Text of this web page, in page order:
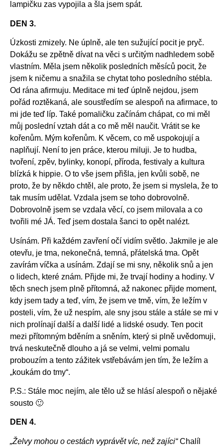
lampičku zas vypojila a šla jsem spát.
DEN 3.
Úzkosti zmizely. Ne úplně, ale ten sužující pocit je pryč.
Dokážu se zpětně dívat na věci s určitým nadhledem sobě
vlastním. Měla jsem několik posledních měsíců pocit, že
jsem k ničemu a snažila se chytat toho posledního stébla.
Od rána afirmuju. Meditace mi teď úplně nejdou, jsem
pořád roztěkaná, ale soustředím se alespoň na afirmace, to
mi jde teď líp. Také pomaličku začínám chápat, co mi měl
můj poslední vztah dát a co mě měl naučit. Vrátit se ke
kořenům. Mým kořenům. K věcem, co mě uspokojují a
naplňují. Není to jen práce, kterou miluji. Je to hudba,
tvoření, zpěv, bylinky, konopí, příroda, festivaly a kultura
blízká k hippie. O to vše jsem přišla, jen kvůli sobě, ne
proto, že by někdo chtěl, ale proto, že jsem si myslela, že to
tak musím udělat. Vzdala jsem se toho dobrovolně.
Dobrovolně jsem se vzdala věcí, co jsem milovala a co
tvořili mé JÁ. Teď jsem dostala šanci to opět nalézt.
Usínám. Při každém zavření očí vidím světlo. Jakmile je ale
otevřu, je tma, nekonečná, temná, přátelská tma. Opět
zavírám víčka a usínám. Zdají se mi sny, několik snů a jen
o lidech, které znám. Přijde mi, že trvají hodiny a hodiny. V
těch snech jsem plně přítomná, až nakonec přijde moment,
kdy jsem tady a teď, vím, že jsem ve tmě, vím, že ležím v
posteli, vím, že už nespím, ale sny jsou stále a stále se mi v
nich prolínají další a další lidé a lidské osudy. Ten pocit
mezi přítomným bděním a sněním, který si plně uvědomuji,
trvá neskutečně dlouho a já se velmi, velmi pomalu
probouzím a tento zážitek vstřebávám jen tím, že ležím a
„koukám do tmy“.
P.S.: Stále moc nejím, ale tělo už se hlásí alespoň o nějaké
sousto 🙂
DEN 4.
„Želvy mohou o cestách vyprávět víc, než zajíci“ Chalíl